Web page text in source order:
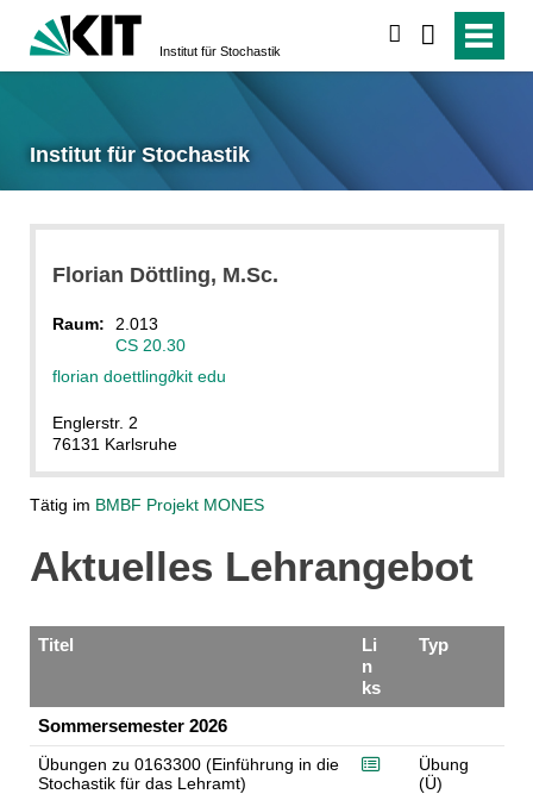
Institut für Stochastik
Institut für Stochastik
Florian Döttling, M.Sc.
Raum:
2.013
CS 20.30
florian doettling∂kit edu
Englerstr. 2
76131 Karlsruhe
Tätig im BMBF Projekt MONES
Aktuelles Lehrangebot
Titel
Li
n
ks
Typ
Sommersemester 2026
Übungen zu 0163300 (Einführung in die
Stochastik für das Lehramt)
Übung
(Ü)